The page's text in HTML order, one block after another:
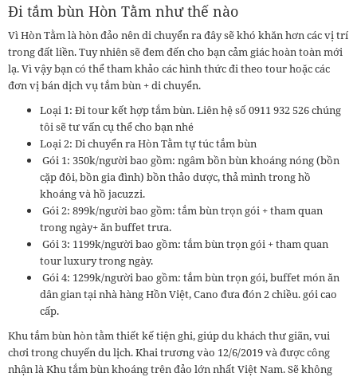
Đi tắm bùn Hòn Tằm như thế nào
Vì Hòn Tằm là hòn đảo nên di chuyển ra đây sẽ khó khăn hơn các vị trí
trong đất liền. Tuy nhiên sẽ đem đến cho bạn cảm giác hoàn toàn mới
lạ. Vì vậy bạn có thể tham khảo các hình thức đi theo tour hoặc các
đơn vị bán dịch vụ tắm bùn + di chuyển.
Loại 1: Đi tour kết hợp tắm bùn. Liên hệ số 0911 932 526 chúng
tôi sẽ tư vấn cụ thể cho bạn nhé
Loại 2: Di chuyển ra Hòn Tằm tự túc tắm bùn
Gói 1: 350k/người bao gồm: ngâm bồn bùn khoáng nóng (bồn
cặp đôi, bồn gia đình) bồn thảo dược, thả mình trong hồ
khoáng và hồ jacuzzi.
Gói 2: 899k/người bao gồm: tắm bùn trọn gói + tham quan
trong ngày+ ăn buffet trưa.
Gói 3: 1199k/người bao gồm: tắm bùn trọn gói + tham quan
tour luxury trong ngày.
Gói 4: 1299k/người bao gồm: tắm bùn trọn gói, buffet món ăn
dân gian tại nhà hàng Hồn Việt, Cano đưa đón 2 chiều. gói cao
cấp.
Khu tắm bùn hòn tằm thiết kế tiện ghi, giúp du khách thư giãn, vui
chơi trong chuyến du lịch. Khai trương vào 12/6/2019 và được công
nhận là Khu tắm bùn khoáng trên đảo lớn nhất Việt Nam. Sẽ không